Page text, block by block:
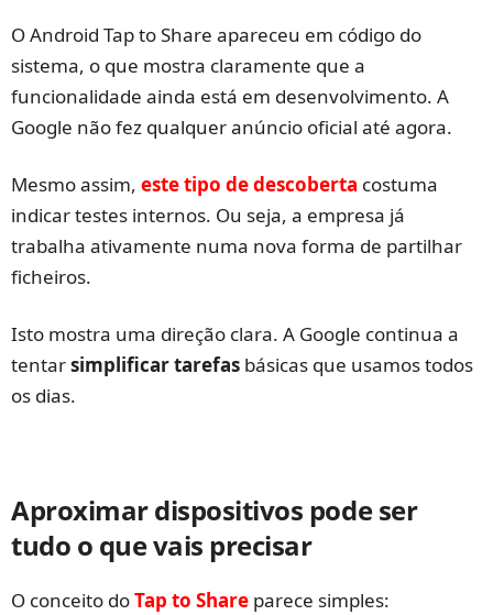
O Android Tap to Share apareceu em código do
sistema, o que mostra claramente que a
funcionalidade ainda está em desenvolvimento. A
Google não fez qualquer anúncio oficial até agora.
Mesmo assim, este tipo de descoberta costuma
indicar testes internos. Ou seja, a empresa já
trabalha ativamente numa nova forma de partilhar
ficheiros.
Isto mostra uma direção clara. A Google continua a
tentarsimplificar tarefas básicas que usamos todos
os dias.
Aproximar dispositivos pode ser
tudo o que vais precisar
O conceito doTap to Share parece simples: